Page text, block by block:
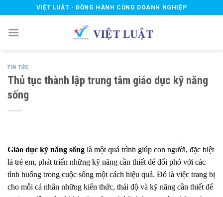
to
content
VIỆT LUẬT - ĐỒNG HÀNH CÙNG DOANH NGHIỆP
TIN TỨC
Thủ tục thành lập trung tâm giáo dục kỹ năng
sống
Giáo dục kỹ năng sống là một quá trình giúp con người, đặc biệt
là trẻ em, phát triển những kỹ năng cần thiết để đối phó với các
tình huống trong cuộc sống một cách hiệu quả. Đó là việc trang bị
cho mỗi cá nhân những kiến thức, thái độ và kỹ năng cần thiết để